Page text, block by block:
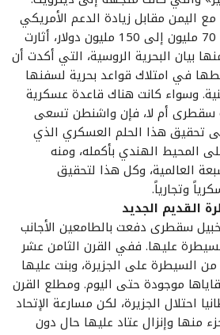
اليمن مقابل زيادة الدعم الأمريكي
المخصص لهذا البلد من 70 مليون إلى 150 مليون دولار، أثارت
بيان البحرية الروسية، التي أكدت أن
في امتلاك قواعد بحرية لسفنها
وسواء كانت هناك قاعدة عسكرية
سقطرى أم لا، فإن واشنطن تسعى
تحقيق هذا الحلم العسكري الذي
المحيط الهندي بأكمله، ومنه
العالمية، وكل هذا لتحقيق
وتجارياً.
القديم الجديد
سقطرى دفعت بالطامعين الأجانب
عليها. ففي القرن الثامن عشر
من السيطرة على الجزيرة، وبنت عليها
موجودة حتى اليوم. ومطلع القرن
احتلال الجزيرة، لكن مسارعة الإتحاد
منها وإنزال عتاد عليها حال دون